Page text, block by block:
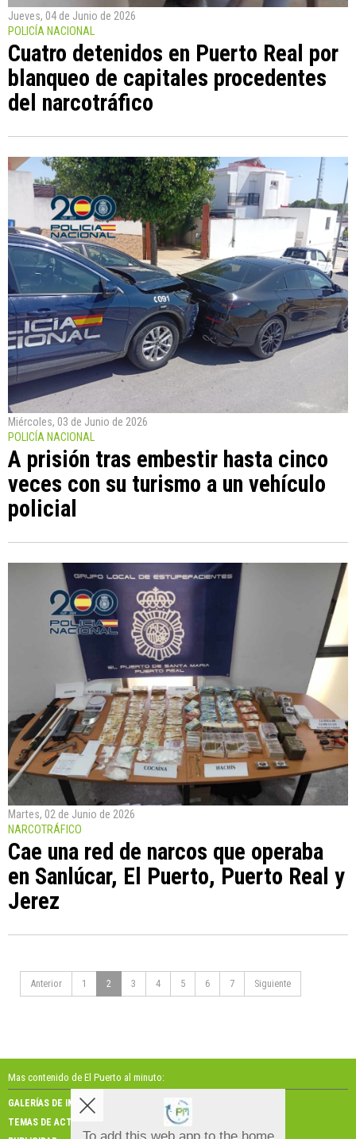
Jueves, 04 de Junio de 2026
POLICÍA NACIONAL
Cuatro detenidos en Puerto Real por
blanqueo de capitales procedentes
del narcotráfico
Miércoles, 03 de Junio de 2026
POLICÍA NACIONAL
A prisión tras embestir hasta cinco
veces con su turismo a un vehículo
policial
Martes, 02 de Junio de 2026
NARCOTRÁFICO
Cae una red de narcos que operaba
en Sanlúcar, El Puerto, Puerto Real y
Jerez
Anterior 1 2 3 4 5 6 7 Siguiente
Mas contenido de El Puerto al minuto:
GALERÍAS DE IMÁGENES
GALERÍAS DE VÍDEOS
TEMAS DE ACTUALIDAD
NOSOTROS
To add this web app to the home